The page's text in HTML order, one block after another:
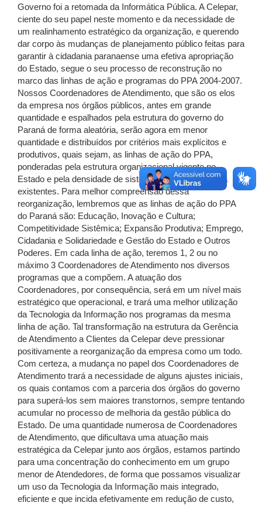
Governo foi a retomada da Informática Pública. A Celepar,
ciente do seu papel neste momento e da necessidade de
um realinhamento estratégico da organização, e querendo
dar corpo às mudanças de planejamento público feitas para
garantir à cidadania paranaense uma efetiva apropriação
do Estado, segue o seu processo de reconstrução no
marco das linhas de ação e programas do PPA 2004-2007.
Nossos Coordenadores de Atendimento, que são os elos
da empresa nos órgãos públicos, antes em grande
quantidade e espalhados pela estrutura do governo do
Paraná de forma aleatória, serão agora em menor
quantidade e distribuídos por critérios mais explícitos e
produtivos, quais sejam, as linhas de ação do PPA,
ponderadas pela estrutura organizacional vigente no
Estado e pela densidade de sistemas informatizados já
existentes. Para melhor compreensão dessa
reorganização, lembremos que as linhas de ação do PPA
do Paraná são: Educação, Inovação e Cultura;
Competitividade Sistêmica; Expansão Produtiva; Emprego,
Cidadania e Solidariedade e Gestão do Estado e Outros
Poderes. Em cada linha de ação, teremos 1, 2 ou no
máximo 3 Coordenadores de Atendimento nos diversos
programas que a compõem. A atuação dos
Coordenadores, por consequência, será em um nível mais
estratégico que operacional, e trará uma melhor utilização
da Tecnologia da Informação nos programas da mesma
linha de ação. Tal transformação na estrutura da Gerência
de Atendimento a Clientes da Celepar deve pressionar
positivamente a reorganização da empresa como um todo.
Com certeza, a mudança no papel dos Coordenadores de
Atendimento trará a necessidade de alguns ajustes iniciais,
os quais contamos com a parceria dos órgãos do governo
para superá-los sem maiores transtornos, sempre tentando
acumular no processo de melhoria da gestão pública do
Estado. De uma quantidade numerosa de Coordenadores
de Atendimento, que dificultava uma atuação mais
estratégica da Celepar junto aos órgãos, estamos partindo
para uma concentração do conhecimento em um grupo
menor de Atendedores, de forma que possamos visualizar
um uso da Tecnologia da Informação mais integrado,
eficiente e que incida efetivamente em redução de custo,